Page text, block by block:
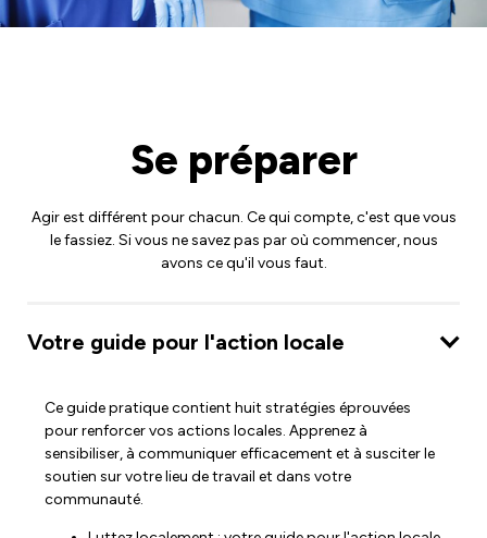
Se préparer
Agir est différent pour chacun. Ce qui compte, c'est que vous
le fassiez. Si vous ne savez pas par où commencer, nous
avons ce qu'il vous faut.
Votre guide pour l'action locale
Ce guide pratique contient huit stratégies éprouvées
pour renforcer vos actions locales. Apprenez à
sensibiliser, à communiquer efficacement et à susciter le
soutien sur votre lieu de travail et dans votre
communauté.